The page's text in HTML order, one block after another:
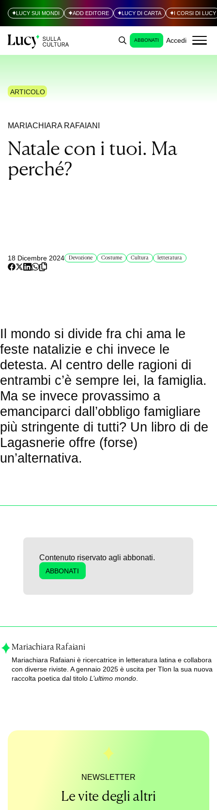
LUCY SUI MONDI ADD EDITORE LUCY DI CARTA I CORSI DI LUCY
ABBONATI Accedi
ARTICOLO
MARIACHIARA RAFAIANI
Natale con i tuoi. Ma
perché?
18 Dicembre 2024 Devozione Costume Cultura letteratura
Il mondo si divide fra chi ama le
feste natalizie e chi invece le
detesta. Al centro delle ragioni di
entrambi c’è sempre lei, la famiglia.
Ma se invece provassimo a
emanciparci dall’obbligo famigliare
più stringente di tutti? Un libro di de
Lagasnerie offre (forse)
un’alternativa.
Contenuto riservato agli abbonati.
ABBONATI
Mariachiara Rafaiani
Mariachiara Rafaiani è ricercatrice in letteratura latina e collabora
con diverse riviste. A gennaio 2025 è uscita per Tlon la sua nuova
raccolta poetica dal titoloL’ultimo mondo.
NEWSLETTER
Le vite degli altri